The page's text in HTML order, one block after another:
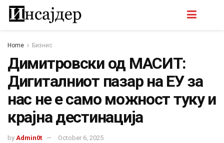
Home Бизнис
Димитровски од МАСИТ:
Дигиталниот пазар на ЕУ за
нас не е само можност туку и
крајна дестинација
by Admin0t October 6, 2025